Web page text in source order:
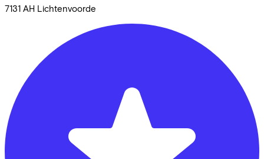
7131 AH Lichtenvoorde